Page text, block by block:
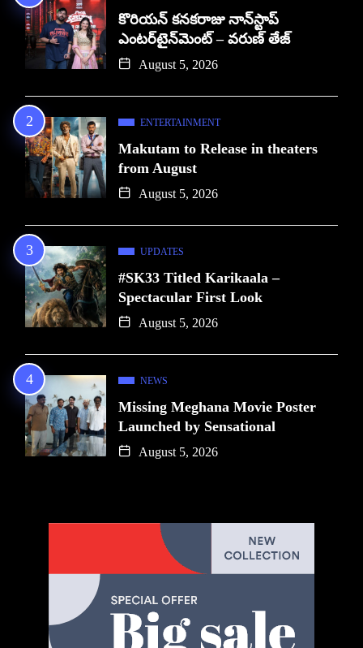
కొరియన్ కనకరాజు నాన్‌స్టాప్
ఎంటర్‌టైన్‌మెంట్ – వరుణ్ తేజ్
August 5, 2026
ENTERTAINMENT
Makutam to Release in theaters
from August
August 5, 2026
UPDATES
#SK33 Titled Karikaala –
Spectacular First Look
August 5, 2026
NEWS
Missing Meghana Movie Poster
Launched by Sensational
August 5, 2026